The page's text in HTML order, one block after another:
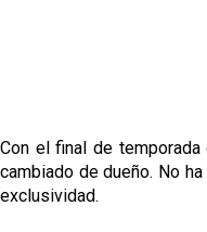
Con el final de
cambiado de dueño. No
exclusividad.